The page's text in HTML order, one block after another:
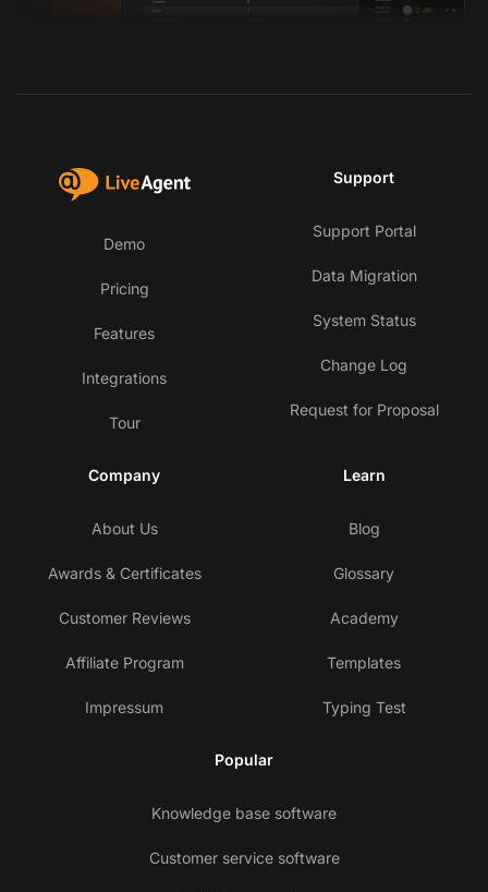
Demo
Pricing
Features
Integrations
Tour
Support
Support Portal
Data Migration
System Status
Change Log
Request for Proposal
Company
About Us
Awards & Certificates
Customer Reviews
Affiliate Program
Impressum
Learn
Blog
Glossary
Academy
Templates
Typing Test
Popular
Knowledge base software
Customer service software